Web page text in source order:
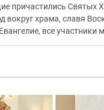
причастились Святых
вокруг храма, славя
все